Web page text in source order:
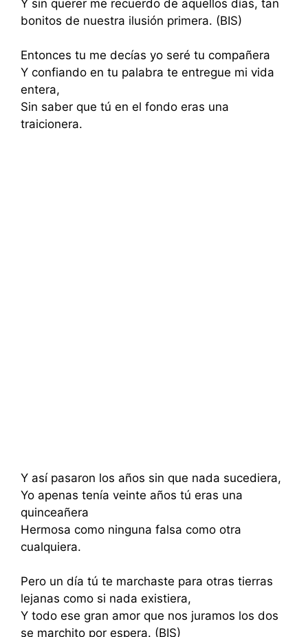
Y sin querer me recuerdo de aquellos días, tan
bonitos de nuestra ilusión primera. (BIS)
Entonces tu me decías yo seré tu compañera
Y confiando en tu palabra te entregue mi vida
entera,
Sin saber que tú en el fondo eras una
traicionera.
Y así pasaron los años sin que nada sucediera,
Yo apenas tenía veinte años tú eras una
quinceañera
Hermosa como ninguna falsa como otra
cualquiera.
Pero un día tú te marchaste para otras tierras
lejanas como si nada existiera,
Y todo ese gran amor que nos juramos los dos
se marchito por espera. (BIS)